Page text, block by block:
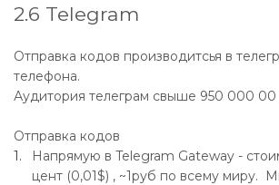
2.6 Telegram
Отправка кодов производитсья в
телефона.
Аудитория телеграм свыше 950 000 00
Отправка кодов
Напрямую в Telegram Gateway -
цент (0,01$) , ~1руб по всему миру.